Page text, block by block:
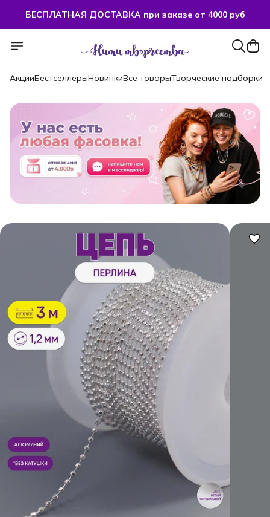
БЕСПЛАТНАЯ ДОСТАВКА при заказе от 4000 руб
БЕСПЛАТНАЯ ДОСТАВКА при заказе от 4000 руб
АкцииБестселлерыНовинкиВсе товарыТворческие подборки